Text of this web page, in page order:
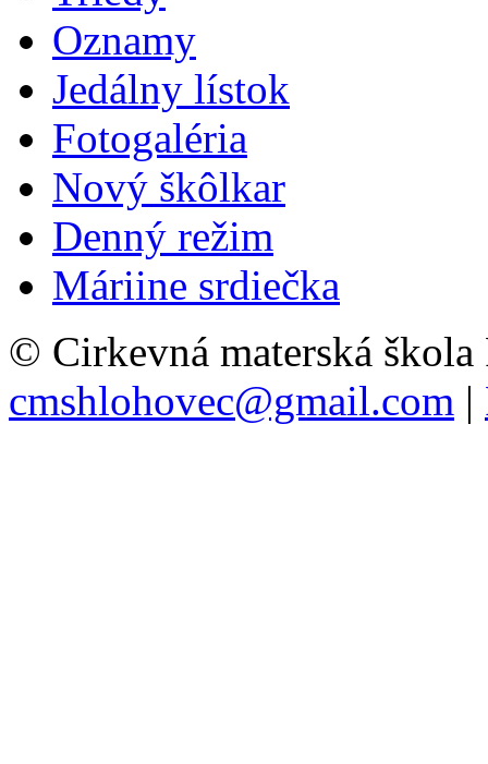
Oznamy
Jedálny lístok
Fotogaléria
Nový škôlkar
Denný režim
Máriine srdiečka
© Cirkevná materská
cmshlohovec@gmail.com |